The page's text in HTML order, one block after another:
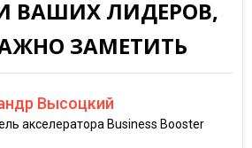
ВАШИХ ЛИДЕРОВ,
ЗАМЕТИТЬ
Высоцкий
акселератора Business Booster